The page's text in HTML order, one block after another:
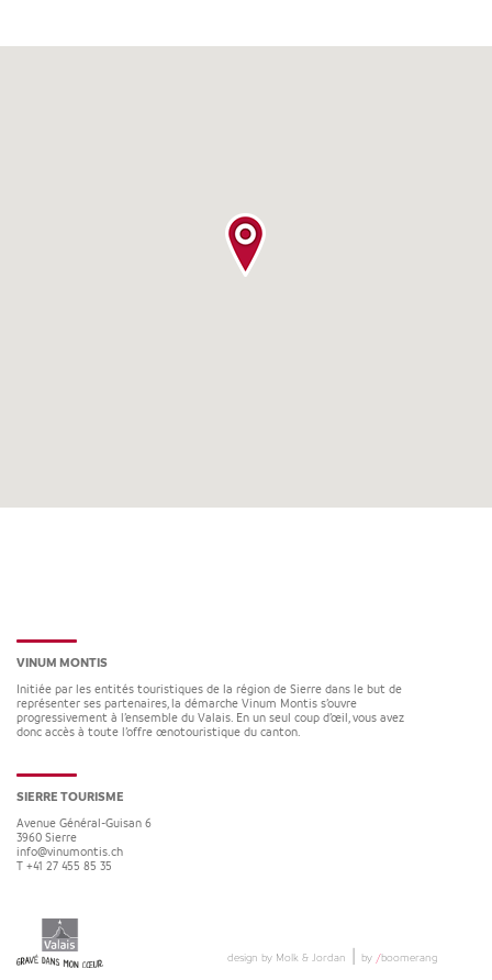
VINUM MONTIS
Initiée par les entités touristiques de la région de Sierre dans le but de
représenter ses partenaires, la démarche Vinum Montis s’ouvre
progressivement à l’ensemble du Valais. En un seul coup d’œil, vous avez
donc accès à toute l’offre œnotouristique du canton.
SIERRE TOURISME
Avenue Général-Guisan 6
3960 Sierre
info@vinumontis.ch
T +41 27 455 85 35
design by Molk & Jordan by /boomerang